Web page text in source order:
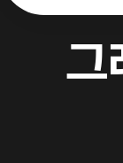
그